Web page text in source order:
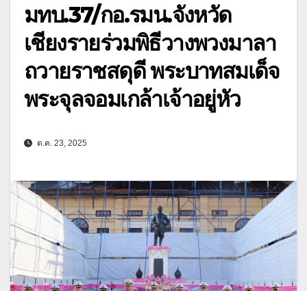
มทบ.37/กอ.รมน.จังหวัด
เชียงรายร่วมพิธีวางพวงมาลา
ถวายราชสดุดี พระบาทสมเด็จ
พระจุลจอมเกล้าเจ้าอยู่หัว
ต.ค. 23, 2025